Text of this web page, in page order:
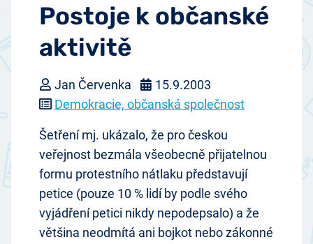
Postoje k občanské
aktivitě
Jan Červenka
15.9.2003
Demokracie, občanská společnost
Šetření mj. ukázalo, že pro českou
veřejnost bezmála všeobecně přijatelnou
formu protestního nátlaku představují
petice (pouze 10 % lidí by podle svého
vyjádření petici nikdy nepodepsalo) a že
většina neodmítá ani bojkot nebo zákonné